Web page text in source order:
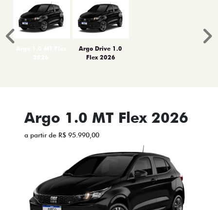
Argo Drive 1.0
Flex 2026
Anterior
Argo 1.0 MT Flex 2026
a partir de R$ 95.990,00